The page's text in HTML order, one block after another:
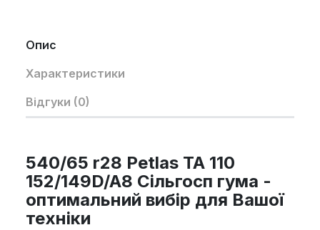
Опис
Характеристики
Відгуки (0)
540/65 r28 Petlas TA 110
152/149D/A8 Сільгосп гума -
оптимальний вибір для Вашої
техніки